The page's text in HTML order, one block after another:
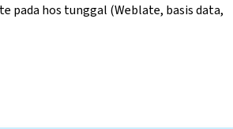
pada hos tunggal (Weblate, basis data,